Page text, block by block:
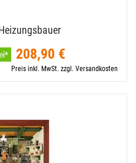
208,90 €
Preis inkl. MwSt. zzgl. Versandkosten